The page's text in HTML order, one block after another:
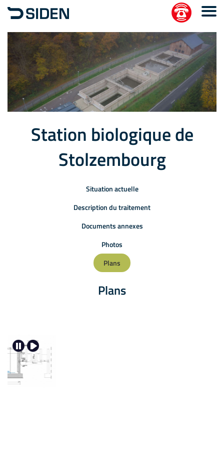
Station biologique de
Stolzembourg
Situation actuelle
Description du traitement
Documents annexes
Photos
Plans
Plans